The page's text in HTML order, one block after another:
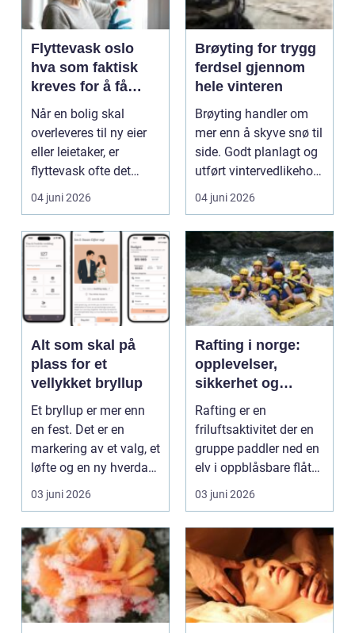
Flyttevask oslo
hva som faktisk
kreves for å få
godkjent vask
Når en bolig skal
overleveres til ny eier
eller leietaker, er
flyttevask ofte det
punktet som skaper...
04 juni 2026
Brøyting for trygg
ferdsel gjennom
hele vinteren
Brøyting handler om
mer enn å skyve snø til
side. Godt planlagt og
utført vintervedlikehold
er en fo...
04 juni 2026
Alt som skal på
plass for et
vellykket bryllup
Et bryllup er mer enn
en fest. Det er en
markering av et valg, et
løfte og en ny hverdag.
Samtidig e...
03 juni 2026
Rafting i norge:
opplevelser,
sikkerhet og
naturpåfyll
Rafting er en
friluftsaktivitet der en
gruppe paddler ned en
elv i oppblåsbare flåter
gjennom rolige...
03 juni 2026